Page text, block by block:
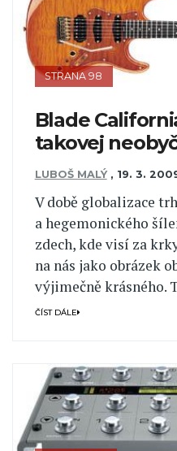
STRANA 98
Blade
takovej
LUBOŠ MALÝ , 19. 3.
V době globalizace
a hegemonického
zdech, kde visí za
na nás jako obrázek
výjimečně krásného.
ČÍST DÁLE